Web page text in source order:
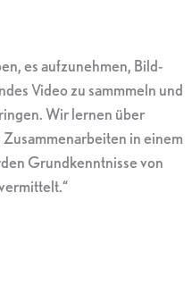
es aufzunehmen, Bild-
Video zu sammmeln und
Wir lernen über
in einem
Grundkenntnisse von